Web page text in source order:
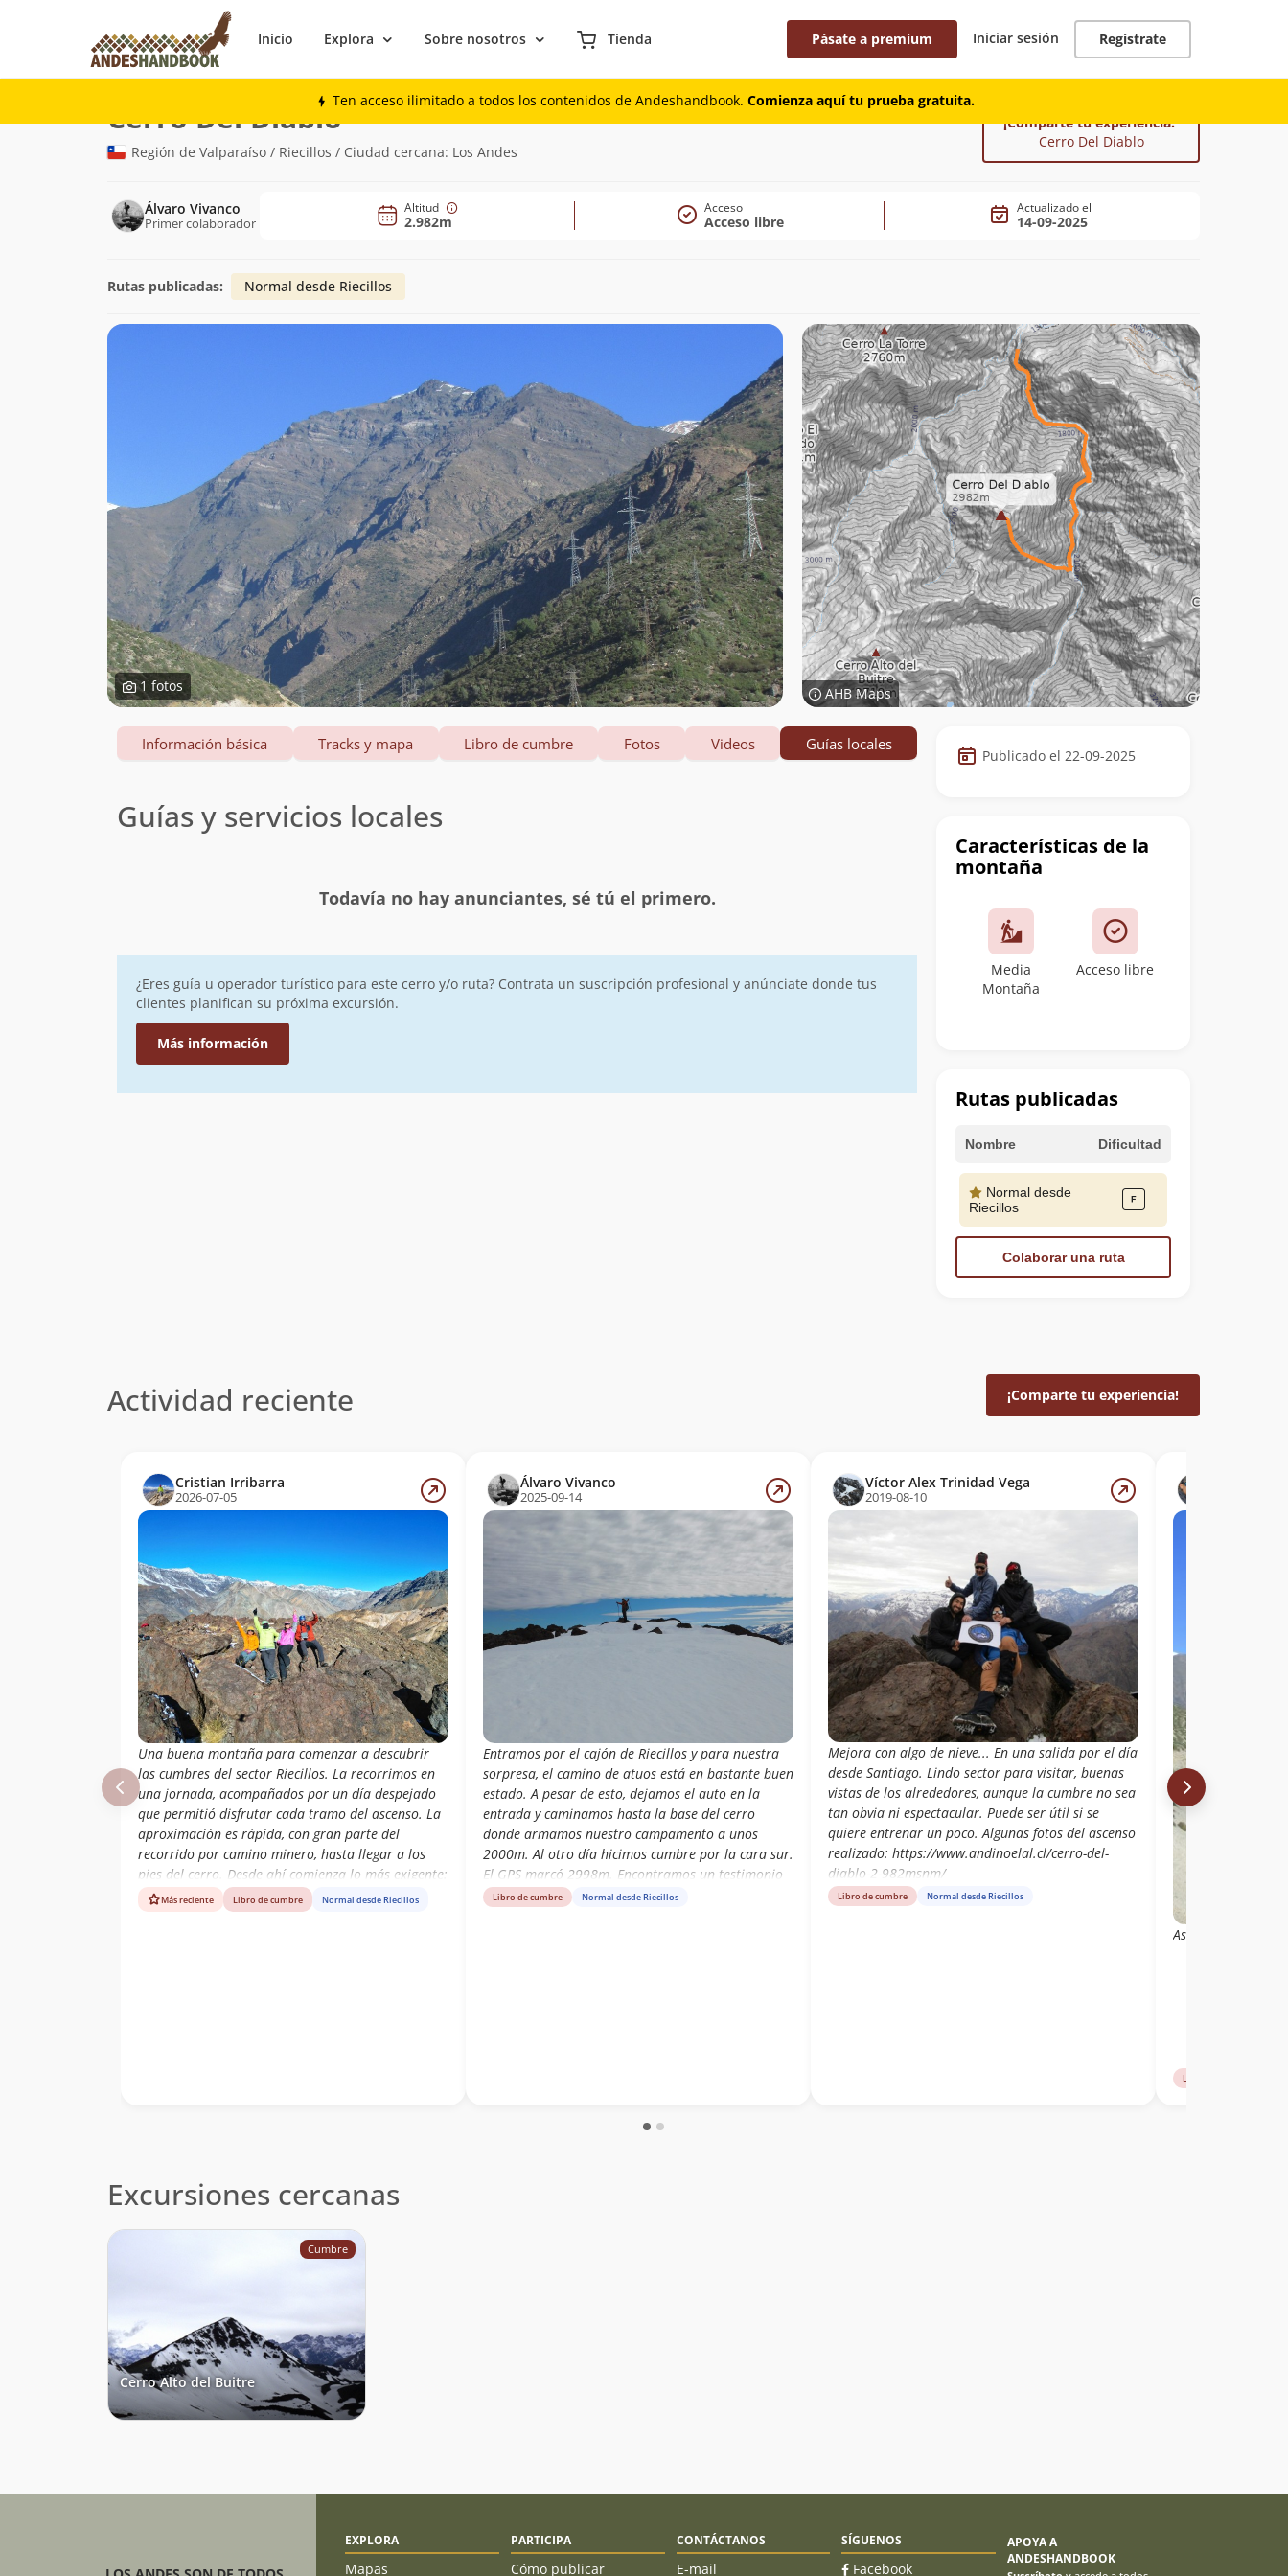
Inicio Explora Sobre nosotros Tienda Pásate a premium Iniciar sesión Regístrate
Ten acceso ilimitado a todos los contenidos de Andeshandbook. Comienza aquí tu prueba gratuita.
Montaña
Cerro Del Diablo(2.982m)
Región de Valparaíso / Riecillos / Ciudad cercana: Los Andes
¡Comparte tu experiencia!
Cerro Del Diablo
Álvaro Vivanco
Primer colaborador
Altitud
2.982m
Acceso
Acceso libre
Actualizado el
14-09-2025
Rutas publicadas: Normal desde Riecillos
1 fotos AHB Maps
Datos
de
cumbre
Publicado el 22-09-2025
Características de la
montaña
Media
Montaña
Acceso libre
Rutas publicadas
Nombre Dificultad
Normal desde
Riecillos
Colaborar una ruta
Información básica Tracks y mapa Libro de cumbre Fotos Videos Guías locales
Guías y servicios locales
Todavía no hay anunciantes, sé tú el primero.
¿Eres guía u operador turístico para este cerro y/o ruta? Contrata un suscripción profesional y anúnciate donde tus
clientes planifican su próxima excursión.
Más información
Actividad reciente ¡Comparte tu experiencia!
Cristian Irribarra
2026-07-05
Una buena montaña para comenzar a descubrir
las cumbres del sector Riecillos. La recorrimos en
una jornada, acompañados por un día despejado
que permitió disfrutar cada tramo del ascenso. La
aproximación es rápida, con gran parte del
recorrido por camino minero, hasta llegar a los
pies del cerro. Desde ahí comienza lo más exigente:
cerca de 900 metros de desnivel directo hacia la
cumbre, una pendiente constante donde cada paso
Más reciente Libro de cumbre Normal desde Riecillos
Álvaro Vivanco
2025-09-14
Entramos por el cajón de Riecillos y para nuestra
sorpresa, el camino de atuos está en bastante buen
estado. A pesar de esto, dejamos el auto en la
entrada y caminamos hasta la base del cerro
donde armamos nuestro campamento a unos
2000m. Al otro día hicimos cumbre por la cara sur.
El GPS marcó 2998m. Encontramos un testimonio
en una punta más abajo de la cumbre.
Libro de cumbre Normal desde Riecillos
Víctor Alex Trinidad Vega
2019-08-10
Mejora con algo de nieve... En una salida por el día
desde Santiago. Lindo sector para visitar, buenas
vistas de los alrededores, aunque la cumbre no sea
tan obvia ni espectacular. Puede ser útil si se
quiere entrenar un poco. Algunas fotos del ascenso
realizado: https://www.andinoelal.cl/cerro-del-
diablo-2-982msnm/
Libro de cumbre Normal desde Riecillos
Ascenso travesía
Libro de cumbre
Excursiones cercanas
Cumbre
Cerro Alto del Buitre
EXPLORA
Mapas
PARTICIPA
Cómo publicar
CONTÁCTANOS
E-mail
SÍGUENOS
Facebook
APOYA A
ANDESHANDBOOK